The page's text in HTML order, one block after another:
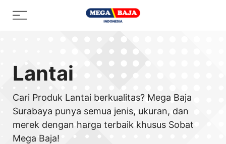
Menu
Lantai
Cari Produk Lantai berkualitas? Mega Baja
Surabaya punya semua jenis, ukuran, dan
merek dengan harga terbaik khusus Sobat
Mega Baja!